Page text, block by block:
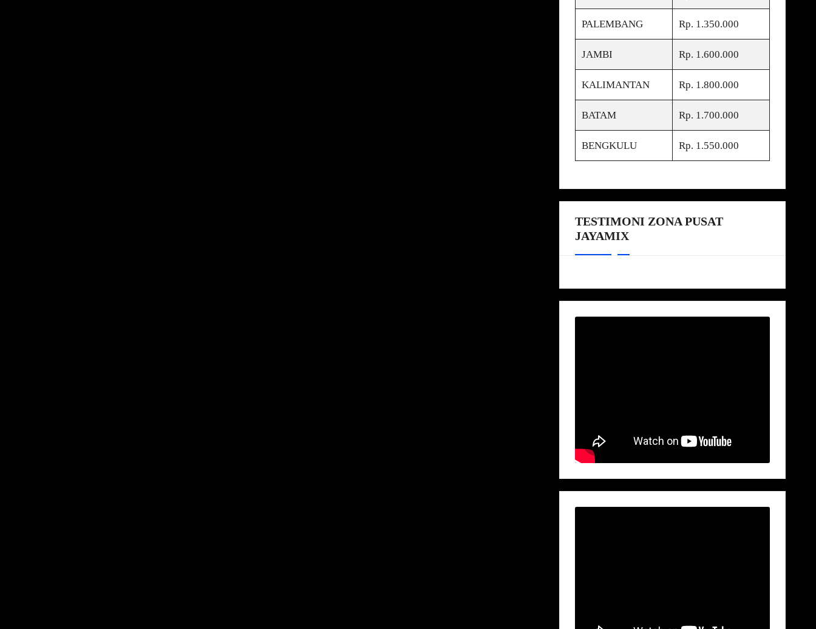
PALEMBANG Rp. 1.350.000
JAMBI Rp. 1.600.000
KALIMANTAN Rp. 1.800.000
BATAM Rp. 1.700.000
BENGKULU Rp. 1.550.000
TESTIMONI ZONA PUSAT
JAYAMIX